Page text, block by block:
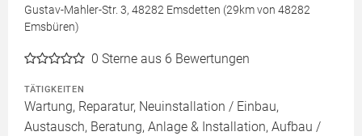
Gustav-Mahler-Str. 3, 48282 Emsdetten (29km von 48282
Emsbüren)
0 Sterne aus 6 Bewertungen
TÄTIGKEITEN
Wartung, Reparatur, Neuinstallation / Einbau,
Austausch, Beratung, Anlage & Installation, Aufbau /